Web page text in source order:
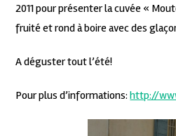
2011 pour présenter la cuvée «
fruité et rond à boire avec des
A déguster tout l’été!
Pour plus d’informations:http://